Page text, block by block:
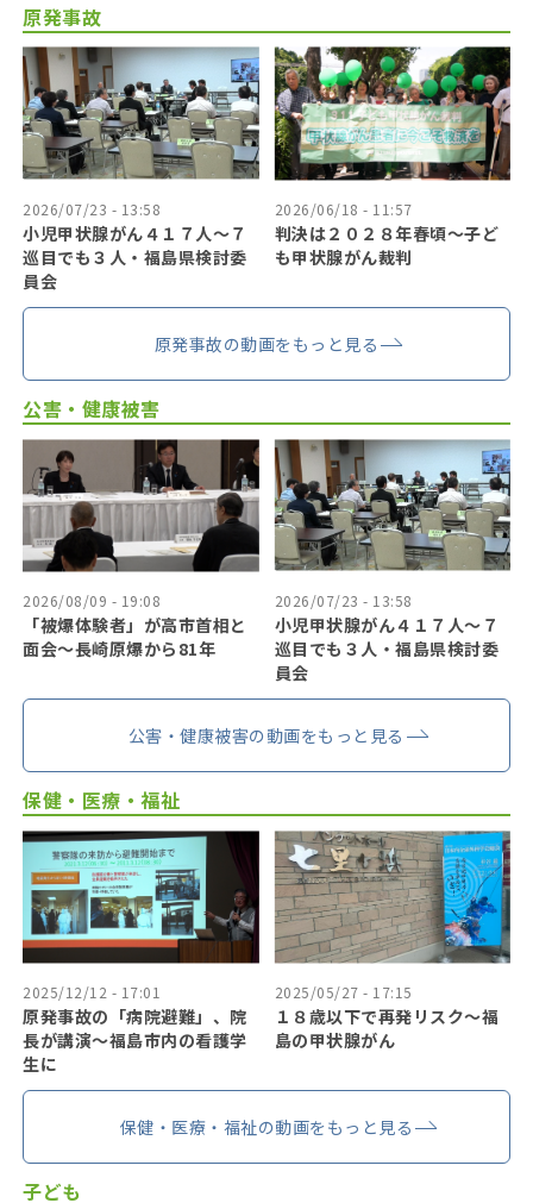
原発事故
2026/07/23 - 13:58
小児甲状腺がん４１７人〜７
巡目でも３人・福島県検討委
員会
2026/06/18 - 11:57
判決は２０２８年春頃〜子ど
も甲状腺がん裁判
原発事故の動画をもっと見る
公害・健康被害
2026/08/09 - 19:08
「被爆体験者」が高市首相と
面会～長崎原爆から81年
2026/07/23 - 13:58
小児甲状腺がん４１７人〜７
巡目でも３人・福島県検討委
員会
公害・健康被害の動画をもっと見る
保健・医療・福祉
2025/12/12 - 17:01
原発事故の「病院避難」、院
長が講演～福島市内の看護学
生に
2025/05/27 - 17:15
１８歳以下で再発リスク〜福
島の甲状腺がん
保健・医療・福祉の動画をもっと見る
子ども